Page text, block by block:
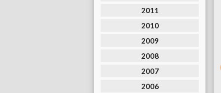
2011
2010
2009
2008
2007
2006